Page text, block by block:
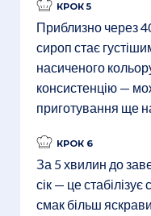
КРОК 5
Приблизно через
сироп стає
насиченого
консистенцію —
приготування ще
КРОК 6
За 5 хвилин до
сік — це
смак більш